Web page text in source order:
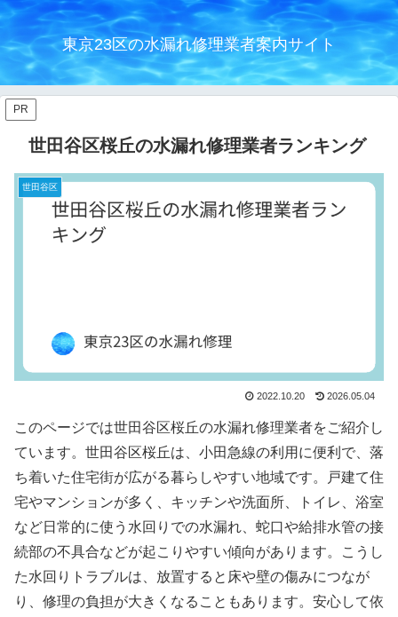
東京23区の水漏れ修理業者案内サイト
PR
世田谷区桜丘の水漏れ修理業者ランキング
世田谷区
2022.10.20 2026.05.04
このページでは世田谷区桜丘の水漏れ修理業者をご紹介し
ています。世田谷区桜丘は、小田急線の利用に便利で、落
ち着いた住宅街が広がる暮らしやすい地域です。戸建て住
宅やマンションが多く、キッチンや洗面所、トイレ、浴室
など日常的に使う水回りでの水漏れ、蛇口や給排水管の接
続部の不具合などが起こりやすい傾向があります。こうし
た水回りトラブルは、放置すると床や壁の傷みにつなが
り、修理の負担が大きくなることもあります。安心して依